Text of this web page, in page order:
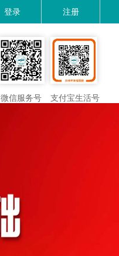
登录 注册
微信服务号 支付宝生活号